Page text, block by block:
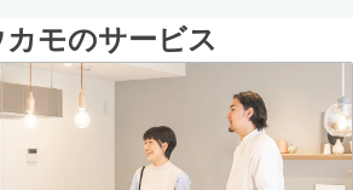
カモのサービス